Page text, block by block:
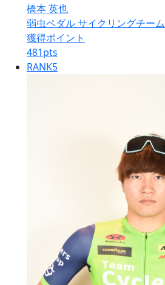
橋本 英也
弱虫ペダル サイクリングチーム
獲得ポイント
481pts
RANK5